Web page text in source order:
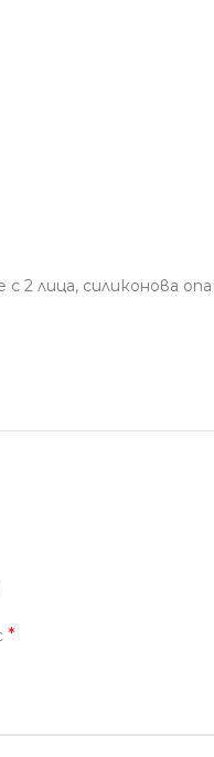
2 лица, силиконова
*